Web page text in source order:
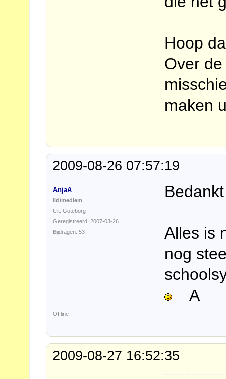
Hoop
Over
maken
2009-08-26 07:57:19
AnjaA
lid/medlem
Uit: Göteborg
Geregistreerd: 2007-03-26
Bijdragen: 53
Alles is
nog
A
Offline
2009-08-27 16:52:35